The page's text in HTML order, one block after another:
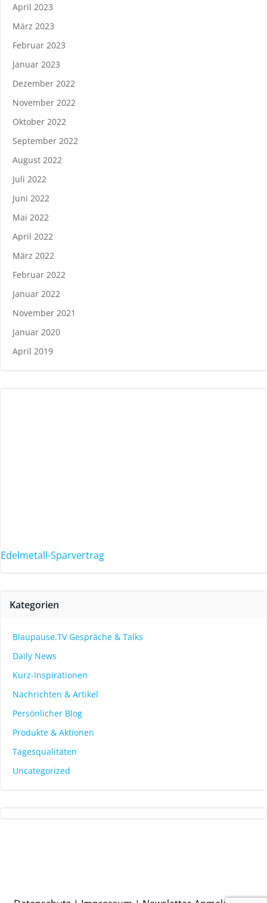
April 2023
März 2023
Februar 2023
Januar 2023
Dezember 2022
November 2022
Oktober 2022
September 2022
August 2022
Juli 2022
Juni 2022
Mai 2022
April 2022
März 2022
Februar 2022
Januar 2022
November 2021
Januar 2020
April 2019
Edelmetall-Sparvertrag
Kategorien
Blaupause.TV Gespräche & Talks
Daily News
Kurz-Inspirationen
Nachrichten & Artikel
Persönlicher Blog
Produkte & Aktionen
Tagesqualitäten
Uncategorized